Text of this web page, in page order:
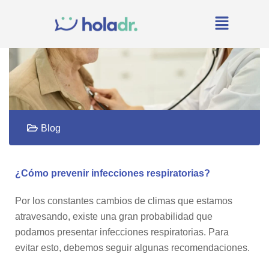
Blog
¿Cómo prevenir infecciones respiratorias?
Por los constantes cambios de climas que estamos
atravesando, existe una gran probabilidad que
podamos presentar infecciones respiratorias. Para
evitar esto, debemos seguir algunas recomendaciones.